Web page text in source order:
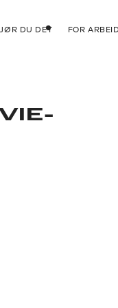
DU DET FOR